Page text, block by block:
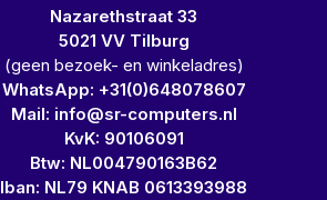
Nazarethstraat 33
5021 VV Tilburg
(geen bezoek- en winkeladres)
WhatsApp: +31(0)648078607
Mail: info@sr-computers.nl
KvK: 90106091
Btw: NL004790163B62
Iban: NL79 KNAB 0613393988